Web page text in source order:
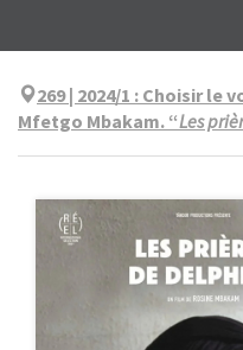
269 | 2024/1 : Choisir le
Mfetgo Mbakam. “Les